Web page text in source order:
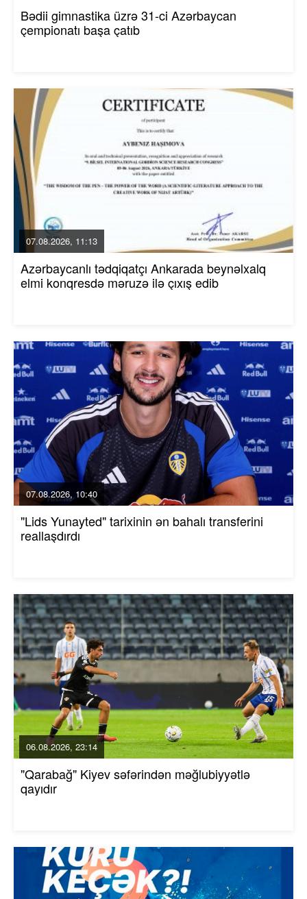
Bədii gimnastika üzrə 31-ci Azərbaycan
çempionatı başa çatıb
07.08.2026, 11:13
Azərbaycanlı tədqiqatçı Ankarada beynəlxalq
elmi konqresdə məruzə ilə çıxış edib
07.08.2026, 10:40
"Lids Yunayted" tarixinin ən bahalı transferini
reallaşdırdı
06.08.2026, 23:14
"Qarabağ" Kiyev səfərindən məğlubiyyətlə
qayıdır